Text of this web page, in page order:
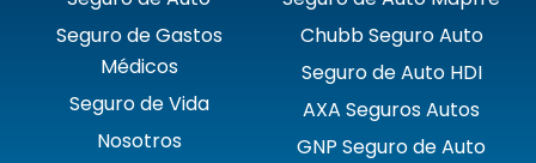
Seguro de Gastos
Médicos
Seguro de Vida
Nosotros
Chubb Seguro Auto
Seguro de Auto HDI
AXA Seguros Autos
GNP Seguro de Auto